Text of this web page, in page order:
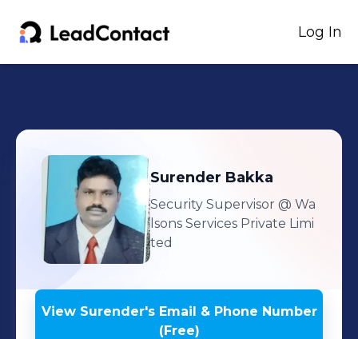
Log In
Surender Bakka
Security Supervisor @ Wa
lsons Services Private Limi
ted
View Surender'sEmail & Phone Number
(Free)